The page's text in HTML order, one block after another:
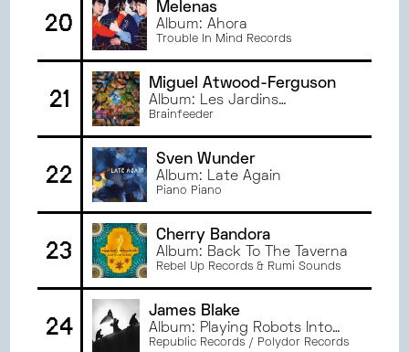
20
Melenas
Album: Ahora
Trouble In Mind Records
21
Miguel Atwood-Ferguson
Album: Les Jardins
Mystiques Vol.1
Brainfeeder
22
Sven Wunder
Album: Late Again
Piano Piano
23
Cherry Bandora
Album: Back To The Taverna
Rebel Up Records & Rumi Sounds
24
James Blake
Album: Playing Robots Into
Heaven
Republic Records / Polydor Records